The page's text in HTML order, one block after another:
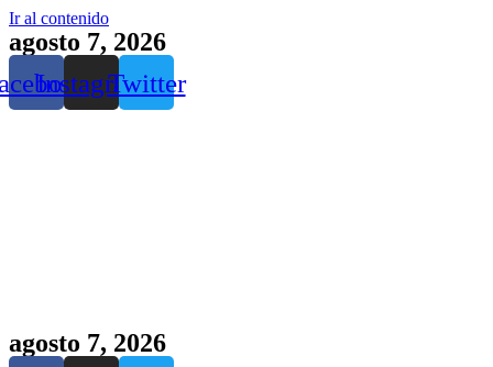
Ir al contenido
agosto 7, 2026
InstagramTwitter
agosto 7, 2026